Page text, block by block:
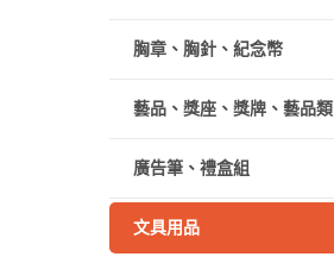
胸章、胸針、紀念幣
藝品、獎座、獎牌、藝品類
廣告筆、禮盒組
文具用品